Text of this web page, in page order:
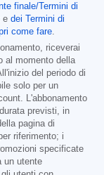
finale/Termini di
e dei Termini di
come fare.
riceverai
al momento della
del periodo di
solo per un
L'abbonamento
previsti, in
pagina di
riferimento; i
specificate
un utente